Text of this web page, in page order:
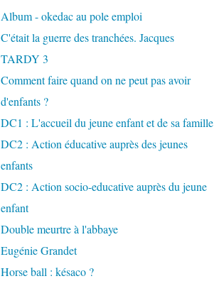
Album - okedac au pole emploi
C'était la guerre des tranchées. Jacques
TARDY 3
Comment faire quand on ne peut pas avoir
d'enfants ?
DC1 : L'accueil du jeune enfant et de sa famille
DC2 : Action éducative auprès des jeunes
enfants
DC2 : Action socio-educative auprès du jeune
enfant
Double meurtre à l'abbaye
Eugénie Grandet
Horse ball : késaco ?